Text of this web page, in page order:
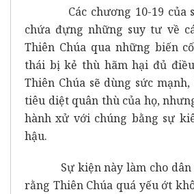
Các chương 10-19 của
chứa đựng những suy tư về
Thiên Chúa qua những biến
thái bị kẻ thù hãm hại đủ
Thiên Chúa sẽ dùng sức
tiêu diệt quân thù của họ,
hành xử với chúng bằng sự
hậu.
Sự kiện này làm cho dân
rằng Thiên Chúa quá yếu ớt